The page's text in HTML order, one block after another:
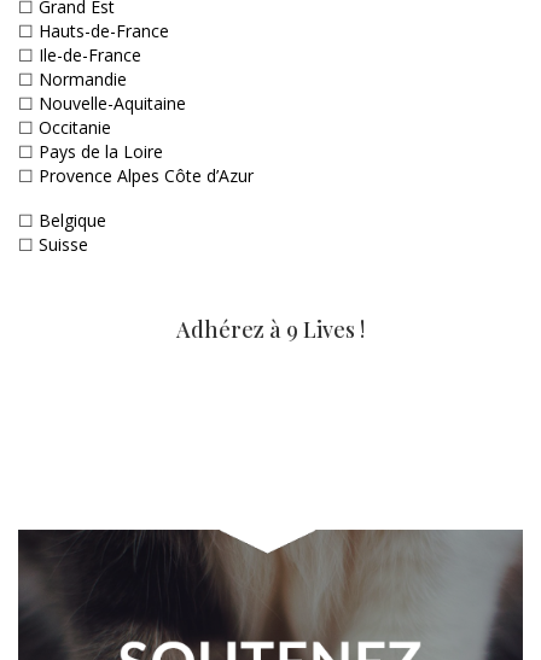
☐ Grand Est
☐ Hauts-de-France
☐ Ile-de-France
☐ Normandie
☐ Nouvelle-Aquitaine
☐ Occitanie
☐ Pays de la Loire
☐ Provence Alpes Côte d’Azur
☐ Belgique
☐ Suisse
Adhérez à 9 Lives !